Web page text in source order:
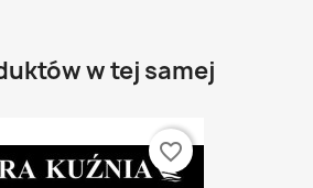
w tej samej
favorite_border